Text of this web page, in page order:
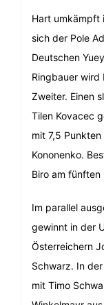
Hart umkämpft
sich der Pole
Deutschen
Ringbauer
Zweiter. Einen
Tilen Kovacec
mit 7,5
Kononenko.
Biro am fünften
Im parallel
gewinnt in der
Österreichern
Schwarz. In
mit Timo